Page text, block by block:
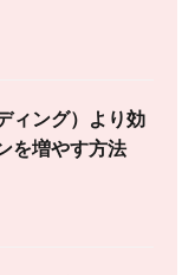
ィング）より効
を増やす方法